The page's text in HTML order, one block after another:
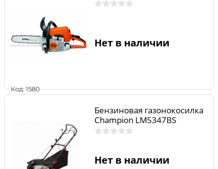
Код: 1580
Нет в наличии
Бензиновая газонокосилка
Champion LM5347BS
Нет в наличии